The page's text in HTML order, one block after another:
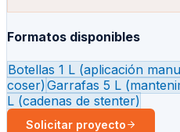
Formatos disponibles
Botellas 1 L (aplicación
coser)Garrafas 5 L
L (cadenas de stenter)
Solicitar proyecto